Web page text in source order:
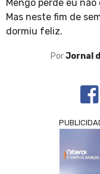
Mengo perde eu
Mas neste fim de
dormiu feliz.
PorJornal